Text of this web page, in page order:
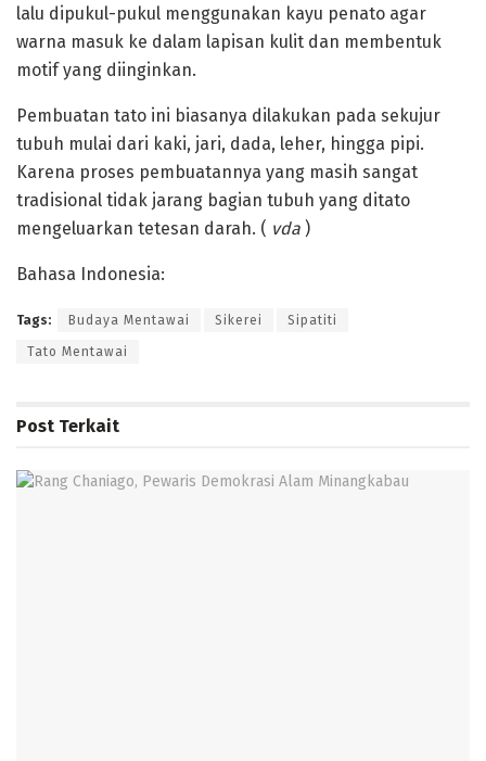
lalu dipukul-pukul menggunakan kayu penato agar
warna masuk ke dalam lapisan kulit dan membentuk
motif yang diinginkan.
‎Pembuatan tato ini biasanya dilakukan pada sekujur
tubuh mulai dari kaki, jari, dada, leher, hingga pipi.
Karena proses pembuatannya yang masih sangat
tradisional tidak jarang bagian tubuh yang ditato
mengeluarkan tetesan darah. ( vda )
Bahasa Indonesia:
Tags: Budaya Mentawai Sikerei Sipatiti
Tato Mentawai
Post Terkait